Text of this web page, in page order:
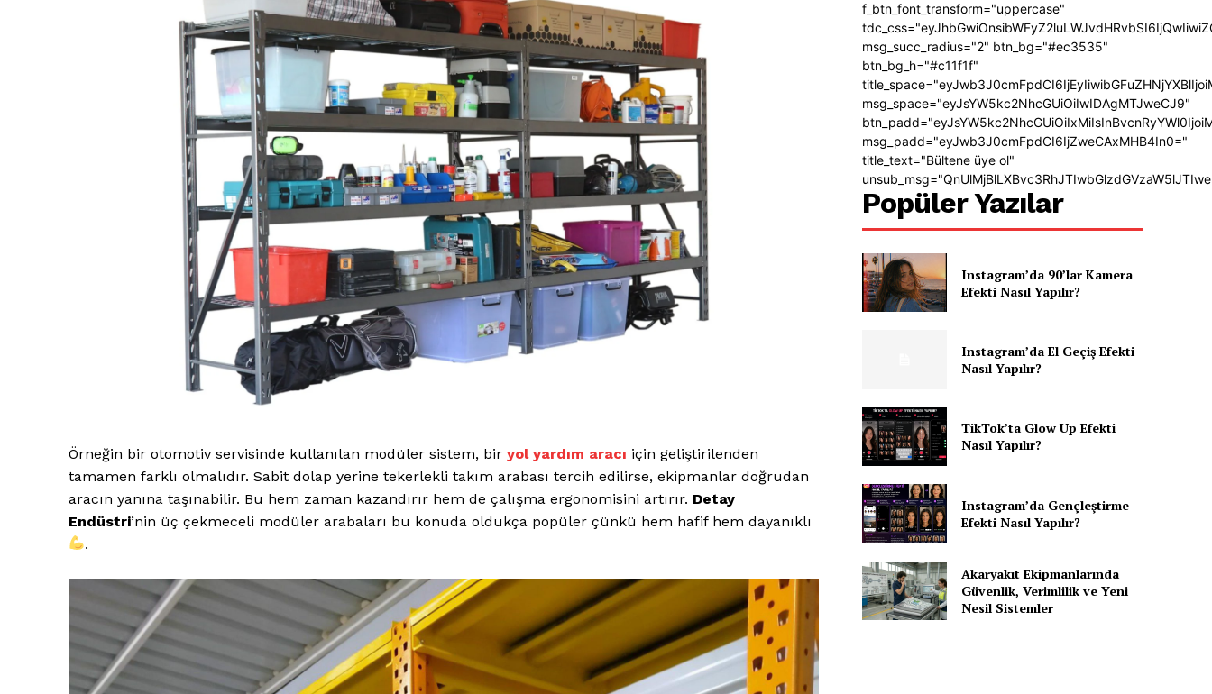
Örneğin bir otomotiv servisinde kullanılan modüler sistem, bir yol yardım aracı için geliştirilenden
tamamen farklı olmalıdır. Sabit dolap yerine tekerlekli takım arabası tercih edilirse, ekipmanlar doğrudan
aracın yanına taşınabilir. Bu hem zaman kazandırır hem de çalışma ergonomisini artırır. Detay
Endüstri’nin üç çekmeceli modüler arabaları bu konuda oldukça popüler çünkü hem hafif hem dayanıklı
.
f_btn_font_transform="uppercase"
msg_succ_radius="2" btn_bg="#ec3535"
btn_bg_h="#c11f1f"
msg_space="eyJsYW5kc2NhcGUiOiIwIDAgMTJweCJ9"
msg_padd="eyJwb3J0cmFpdCI6IjZweCAxMHB4In0="
title_text="Bültene üye ol"
Popüler Yazılar
Instagram’da 90’lar Kamera
Efekti Nasıl Yapılır?
Instagram’da El Geçiş Efekti
Nasıl Yapılır?
TikTok’ta Glow Up Efekti
Nasıl Yapılır?
Instagram’da Gençleştirme
Efekti Nasıl Yapılır?
Akaryakıt Ekipmanlarında
Güvenlik, Verimlilik ve Yeni
Nesil Sistemler